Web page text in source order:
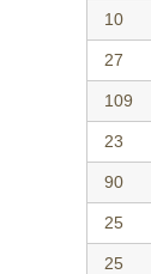
10
27
109
23
90
25
25